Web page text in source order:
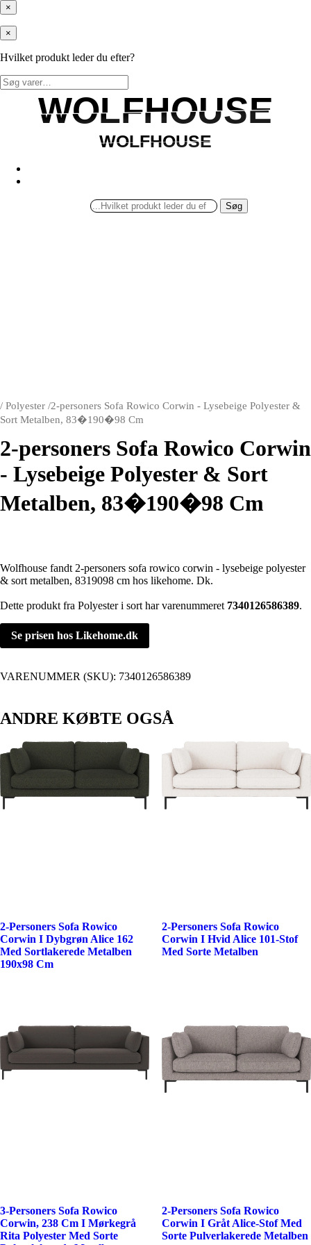
×
×
Hvilket produkt leder du efter?
Søg
efter:
WOLFHOUSE
WOLFHOUSE
WOLFHOUSE
WOLFHOUSE
Søg
/ Polyester /2-personers Sofa Rowico Corwin - Lysebeige Polyester &
Sort Metalben, 83�190�98 Cm
2-personers Sofa Rowico Corwin
- Lysebeige Polyester & Sort
Metalben, 83�190�98 Cm
Wolfhouse fandt 2-personers sofa rowico corwin - lysebeige polyester
& sort metalben, 8319098 cm hos likehome. Dk.
Dette produkt fra Polyester i sort har varenummeret 7340126586389.
Se prisen hos Likehome.dk
VARENUMMER (SKU): 7340126586389
ANDRE KØBTE OGSÅ
2-Personers Sofa Rowico
Corwin I Dybgrøn Alice 162
Med Sortlakerede Metalben
190x98 Cm
2-Personers Sofa Rowico
Corwin I Hvid Alice 101-Stof
Med Sorte Metalben
3-Personers Sofa Rowico
Corwin, 238 Cm I Mørkegrå
Rita Polyester Med Sorte
2-Personers Sofa Rowico
Corwin I Gråt Alice-Stof Med
Sorte Pulverlakerede Metalben